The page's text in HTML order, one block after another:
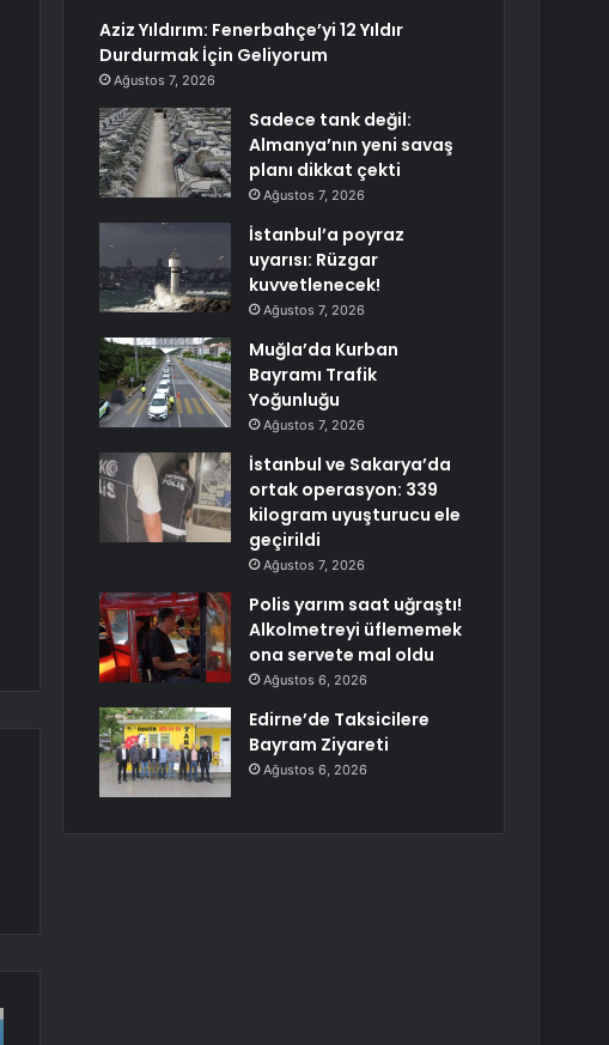
Aziz Yıldırım: Fenerbahçe’yi 12 Yıldır
Durdurmak İçin Geliyorum
Ağustos 7, 2026
Sadece tank değil:
Almanya’nın yeni savaş
planı dikkat çekti
Ağustos 7, 2026
İstanbul’a poyraz
uyarısı: Rüzgar
kuvvetlenecek!
Ağustos 7, 2026
Muğla’da Kurban
Bayramı Trafik
Yoğunluğu
Ağustos 7, 2026
İstanbul ve Sakarya’da
ortak operasyon: 339
kilogram uyuşturucu ele
geçirildi
Ağustos 7, 2026
Polis yarım saat uğraştı!
Alkolmetreyi üflememek
ona servete mal oldu
Ağustos 6, 2026
Edirne’de Taksicilere
Bayram Ziyareti
Ağustos 6, 2026